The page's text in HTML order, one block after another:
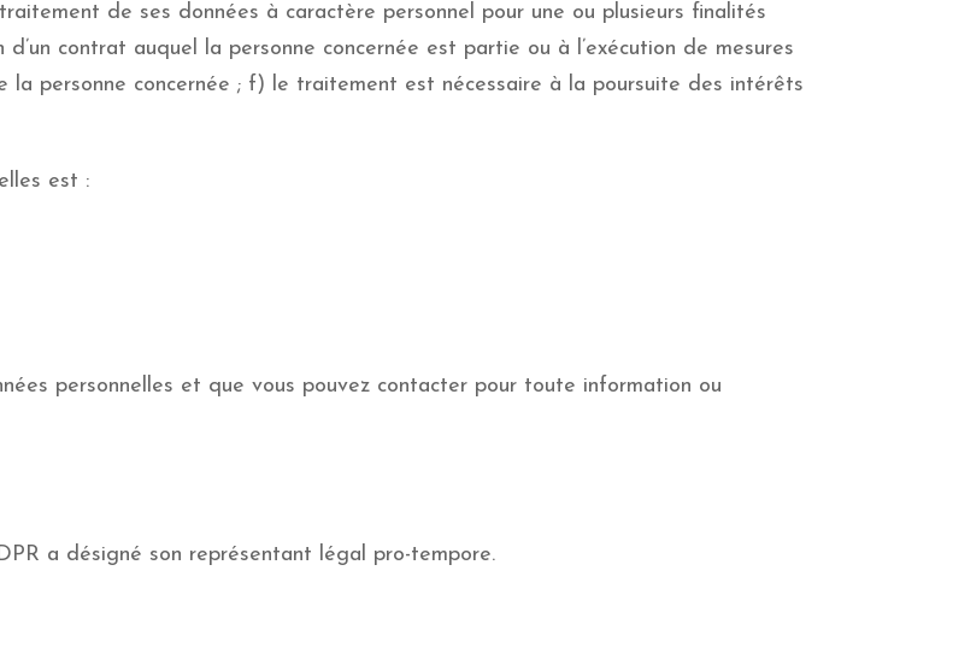
de ses données à caractère personnel pour une ou plusieurs finalités
contrat auquel la personne concernée est partie ou à l’exécution de mesures
la personne concernée ; f) le traitement est nécessaire à la poursuite des intérêts
est :
personnelles et que vous pouvez contacter pour toute information ou
a désigné son représentant légal pro-tempore.